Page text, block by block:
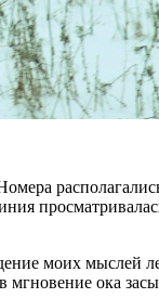
моих мыслей
мгновение ока